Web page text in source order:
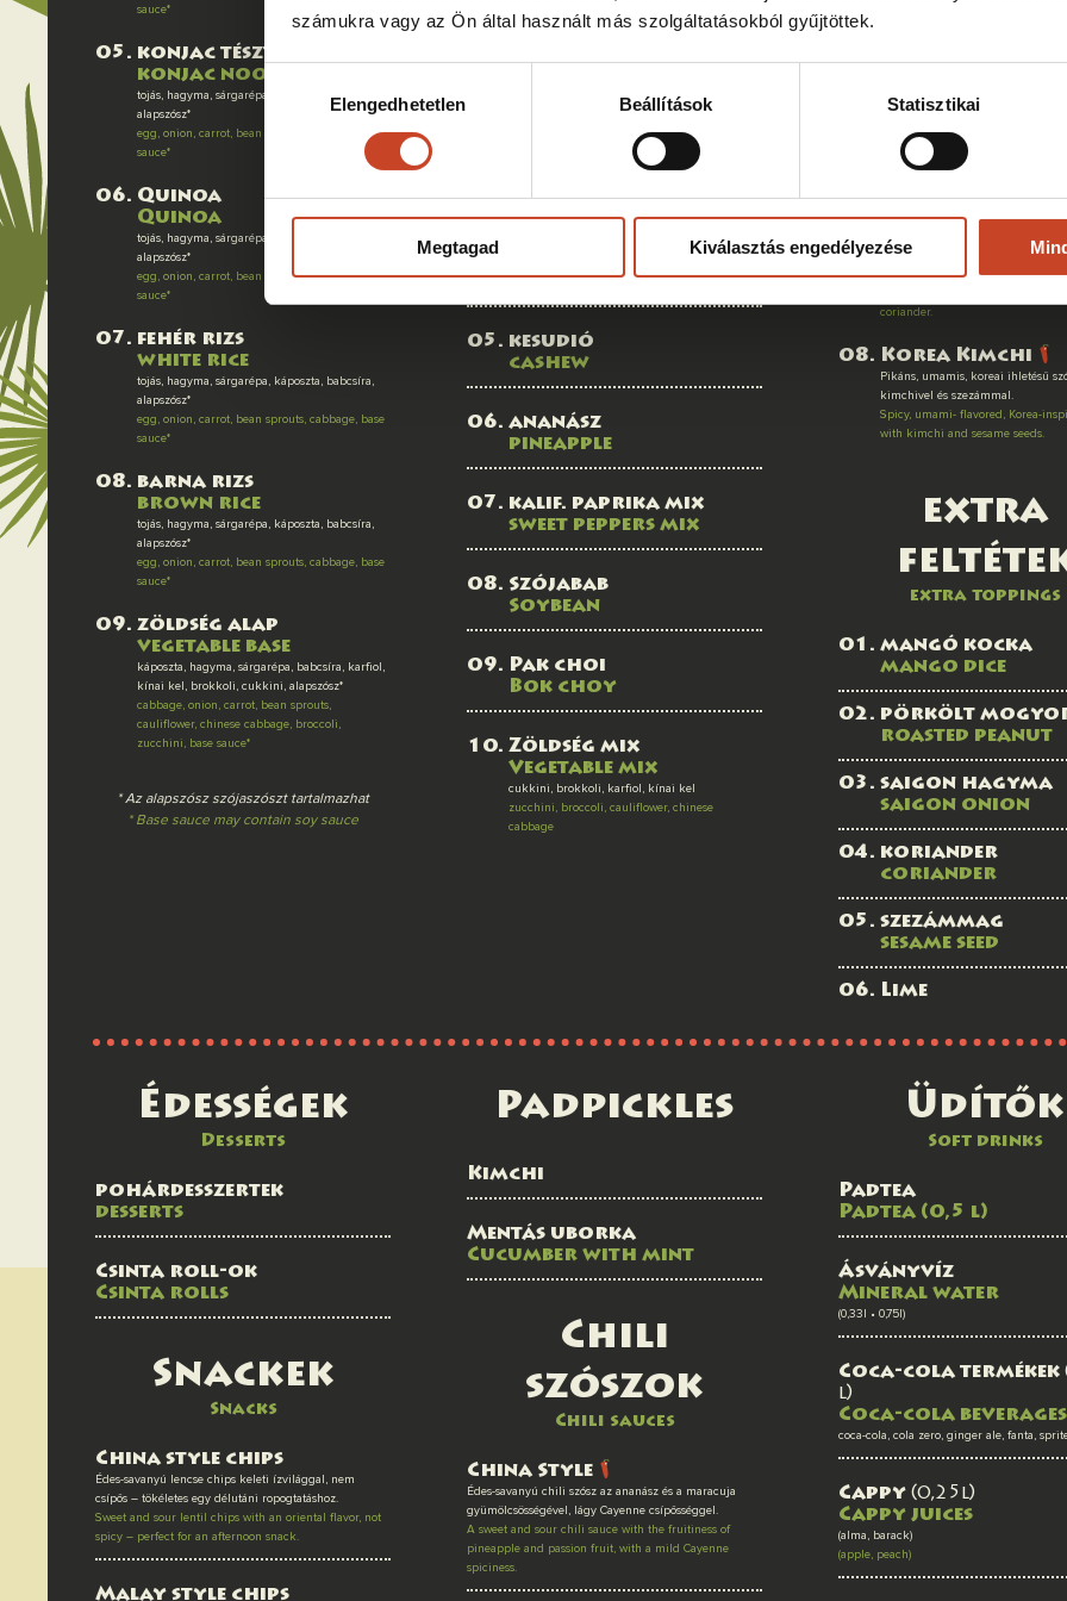
számukra vagy az Ön által használt más szolgáltatásokból gyűjtöttek.
Hozzájárulás
kiválasztásaElengedhetetlen Beállítások Statisztikai
Megtagad Kiválasztás engedélyezése
sauce*
konjac tészta
konjac noodle
tojás, hagyma, sárgarépa, káposzta, babcsíra,
alapszósz*
egg, onion, carrot, bean sprouts, cabbage, base
sauce*
Quinoa
Quinoa
tojás, hagyma, sárgarépa, káposzta, babcsíra,
alapszósz*
egg, onion, carrot, bean sprouts, cabbage, base
sauce*
fehér rizs
white rice
tojás, hagyma, sárgarépa, káposzta, babcsíra,
alapszósz*
egg, onion, carrot, bean sprouts, cabbage, base
sauce*
barna rizs
brown rice
tojás, hagyma, sárgarépa, káposzta, babcsíra,
alapszósz*
egg, onion, carrot, bean sprouts, cabbage, base
sauce*
zöldség alap
vegetable base
káposzta, hagyma, sárgarépa, babcsíra, karfiol,
kínai kel, brokkoli, cukkini, alapszósz*
cabbage, onion, carrot, bean sprouts,
cauliflower, chinese cabbage, broccoli,
zucchini, base sauce*
* Az alapszósz szójaszószt tartalmazhat
* Base sauce may contain soy sauce
fafülgomba
csiperke gomba
shiitake mushroom
bamboo shoots
kesudió
cashew
ananász
pineapple
kalif. paprika mix
sweet peppers mix
Szójabab
Soybean
Pak choi
Bok choy
Zöldség mix
Vegetable mix
cukkini, brokkoli, karfiol, kínai kel
zucchini, broccoli, cauliflower, chinese
cabbage
curry
Pikáns kókuszos curry a lime levél
frissességével.
Spicy coconut curry with the
laos red curry
A legcsípősebb vörös curryvel és
aromájával.
coriander.
Korea Kimchi
Pikáns, umamis, koreai ihletésű
kimchivel és szezámmal.
Spicy, umami- flavored, Korea-
with kimchi and sesame seeds.
extra
extra toppings
mangó kocka
mango dice
pörkölt
roasted peanut
saigon hagyma
saigon onion
koriander
coriander
szezámmag
sesame seed
Lime
Édességek
Desserts
pohárdesszertek
desserts
Csinta roll-ok
Csinta rolls
Snackek
Snacks
China style chips
Édes-savanyú lencse chips keleti ízvilággal, nem
csípős – tökéletes egy délutáni ropogtatáshoz.
Sweet and sour lentil chips with an oriental flavor, not
spicy – perfect for an afternoon snack.
Malay style chips
Padpickles
Kimchi
Mentás uborka
Cucumber with mint
Chili
szószok
Chili sauces
China Style
Édes-savanyú chili szósz az ananász és a maracuja
gyümölcsösségével, lágy Cayenne csípősséggel.
A sweet and sour chili sauce with the fruitiness of
pineapple and passion fruit, with a mild Cayenne
spiciness.
Üdítők
Soft drinks
Padtea
Padtea (0,5 l)
Ásványvíz
Mineral water
(0,33l • 0,75l)
Coca-cola termékek
l)
Coca-cola beverages
coca-cola, cola zero, ginger ale, fanta,
Cappy (0,25l)
Cappy juices
(alma, barack)
(apple, peach)